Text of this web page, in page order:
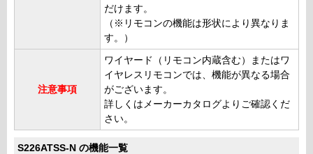
だけます。
（※リモコンの機能は形状により異なりま
す。）
注意事項
ワイヤード（リモコン内蔵含む）またはワ
イヤレスリモコンでは、機能が異なる場合
がございます。
詳しくはメーカーカタログよりご確認くだ
さい。
S226ATSS-N の機能一覧